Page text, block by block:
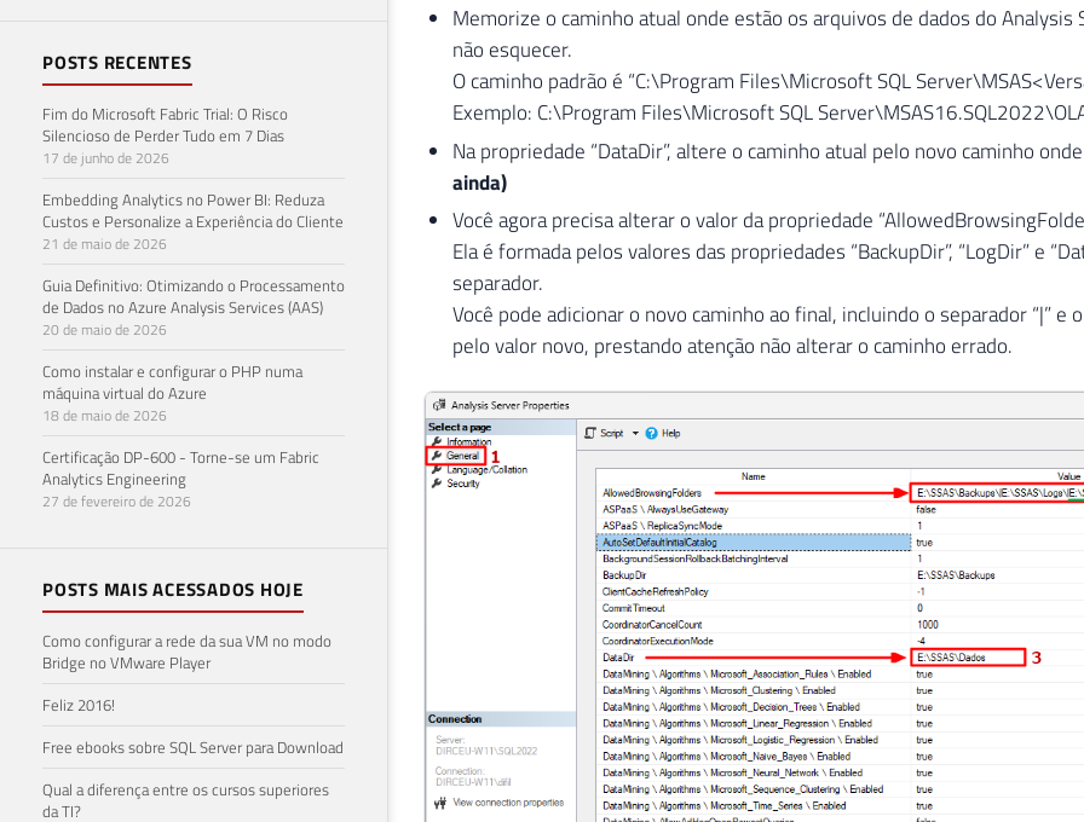
POSTS RECENTES
Fim do Microsoft Fabric Trial: O Risco
Silencioso de Perder Tudo em 7 Dias
17 de junho de 2026
Embedding Analytics no Power BI: Reduza
Custos e Personalize a Experiência do Cliente
21 de maio de 2026
Guia Definitivo: Otimizando o Processamento
de Dados no Azure Analysis Services (AAS)
20 de maio de 2026
Como instalar e configurar o PHP numa
máquina virtual do Azure
18 de maio de 2026
Certificação DP-600 - Torne-se um Fabric
Analytics Engineering
27 de fevereiro de 2026
POSTS MAIS ACESSADOS HOJE
Como configurar a rede da sua VM no modo
Bridge no VMware Player
Feliz 2016!
Free ebooks sobre SQL Server para Download
Qual a diferença entre os cursos superiores
da TI?
Memorize o caminho atual onde estão os arquivos de dados do
não esquecer.
O caminho padrão é “C:\Program Files\Microsoft SQL
Exemplo: C:\Program Files\Microsoft SQL
Na propriedade “DataDir”, altere o caminho atual pelo novo caminho
ainda)
Você agora precisa alterar o valor da propriedade
Ela é formada pelos valores das propriedades “BackupDir”, “LogDir” e
separador.
Você pode adicionar o novo caminho ao final, incluindo o separador “|”
pelo valor novo, prestando atenção não alterar o caminho errado.